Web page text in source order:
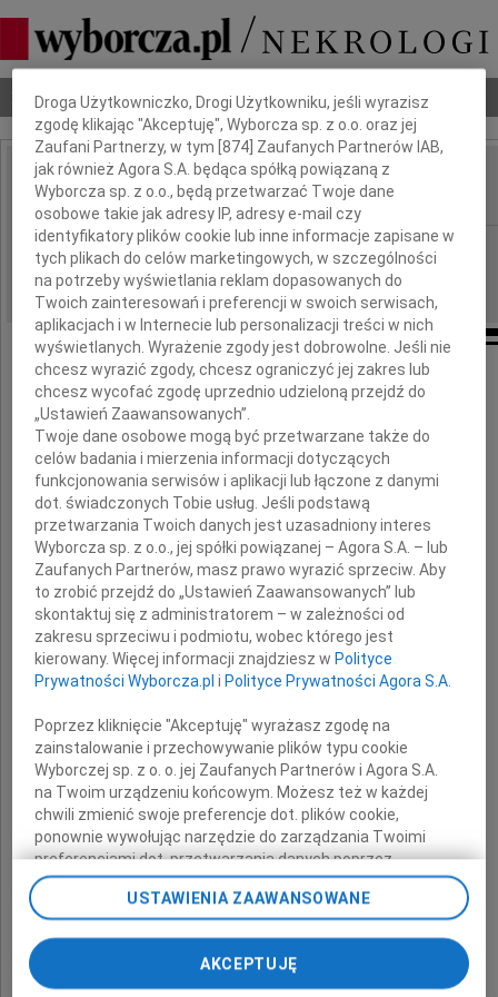
Nekrologi Odeszli Poradnik pogrzebowy
IMIĘ I NAZWISKO: Jacek Kotyński
REGION: Białystok
DATA EMISJI: 18.06.2013
Dnia 16 czerwca 2013 r.
Pan
Jacek Kotyński
Inspektor w Departamencie Geodezji
Urzędu Miejskiego w Białymstoku.
Wyrazy szczerego współczucia
Rodzinie i Bliskim Zmarłego
składa
Tadeusz Truskolaski
Dbamy o Twoją prywatność
Droga Użytkowniczko, Drogi Użytkowniku, jeśli wyrazisz
zgodę klikając "Akceptuję", Wyborcza sp. z o.o. oraz jej
Zaufani Partnerzy, w tym [874 ] Zaufanych Partnerów IAB,
jak również Agora S.A. będąca spółką powiązaną z
Wyborcza sp. z o.o., będą przetwarzać Twoje dane
osobowe takie jak adresy IP, adresy e-mail czy
identyfikatory plików cookie lub inne informacje zapisane w
tych plikach do celów marketingowych, w szczególności
na potrzeby wyświetlania reklam dopasowanych do
Twoich zainteresowań i preferencji w swoich serwisach,
aplikacjach i w Internecie lub personalizacji treści w nich
wyświetlanych. Wyrażenie zgody jest dobrowolne. Jeśli nie
chcesz wyrazić zgody, chcesz ograniczyć jej zakres lub
chcesz wycofać zgodę uprzednio udzieloną przejdź do
„Ustawień Zaawansowanych”.
Twoje dane osobowe mogą być przetwarzane także do
celów badania i mierzenia informacji dotyczących
funkcjonowania serwisów i aplikacji lub łączone z danymi
dot. świadczonych Tobie usług. Jeśli podstawą
przetwarzania Twoich danych jest uzasadniony interes
Wyborcza sp. z o.o., jej spółki powiązanej – Agora S.A. – lub
Zaufanych Partnerów, masz prawo wyrazić sprzeciw. Aby
to zrobić przejdź do „Ustawień Zaawansowanych” lub
skontaktuj się z administratorem – w zależności od
zakresu sprzeciwu i podmiotu, wobec którego jest
kierowany. Więcej informacji znajdziesz w Polityce
Prywatności Wyborcza.pl i Polityce Prywatności Agora S.A.
Poprzez kliknięcie "Akceptuję" wyrażasz zgodę na
zainstalowanie i przechowywanie plików typu cookie
Wyborczej sp. z o. o. jej Zaufanych Partnerów i Agora S.A.
na Twoim urządzeniu końcowym. Możesz też w każdej
chwili zmienić swoje preferencje dot. plików cookie,
ponownie wywołując narzędzie do zarządzania Twoimi
preferencjami dot. przetwarzania danych poprzez
odnośnik „Ustawienia prywatności” w stopce serwisu i
przechodząc do sekcji „Ustawienia zaawansowane”.
Zmiana ustawień plików cookie możliwa jest także za
pomocą ustawień przeglądarki.
My, nasi Zaufani Partnerzy i Agora S.A. możemy
USTAWIENIA ZAAWANSOWANE
AKCEPTUJĘ